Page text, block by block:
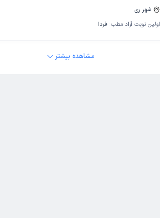
شهر ری
اولین نوبت آزاد مطب: فردا
مشاهده بیشتر